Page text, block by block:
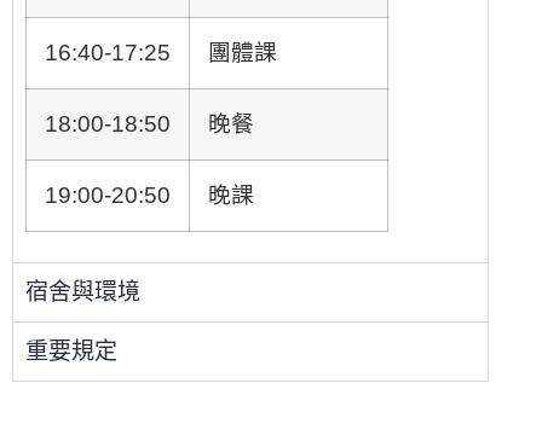
16:40-17:25 團體課
18:00-18:50 晚餐
19:00-20:50 晚課
宿舍與環境
重要規定